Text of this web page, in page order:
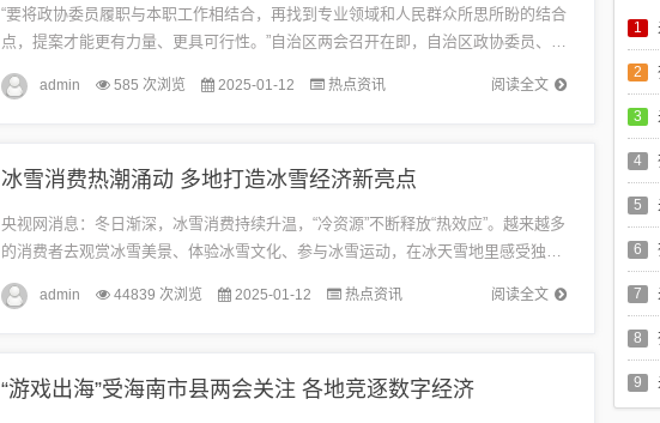
“要将政协委员履职与本职工作相结合，再找到专业领域和人民群众所思所盼的结合
点，提案才能更有力量、更具可行性。”自治区两会召开在即，自治区政协委员、中
国石油内蒙古销售公司党委书记、执行董事杨杰仍在根据之前的调研不断补充...
阅读全文
admin 585 次浏览 2025-01-12 热点资讯
冰雪消费热潮涌动 多地打造冰雪经济新亮点
央视网消息：冬日渐深，冰雪消费持续升温，“冷资源”不断释放“热效应”。越来越多
的消费者去观赏冰雪美景、体验冰雪文化、参与冰雪运动，在冰天雪地里感受独特
的冬日乐趣。河北滦州：全民上冰雪 尽享冬日乐趣这些天，河北滦州...
阅读全文
admin 44839 次浏览 2025-01-12 热点资讯
“游戏出海”受海南市县两会关注 各地竞逐数字经济
1
2
3
4
5
6
7
8
9